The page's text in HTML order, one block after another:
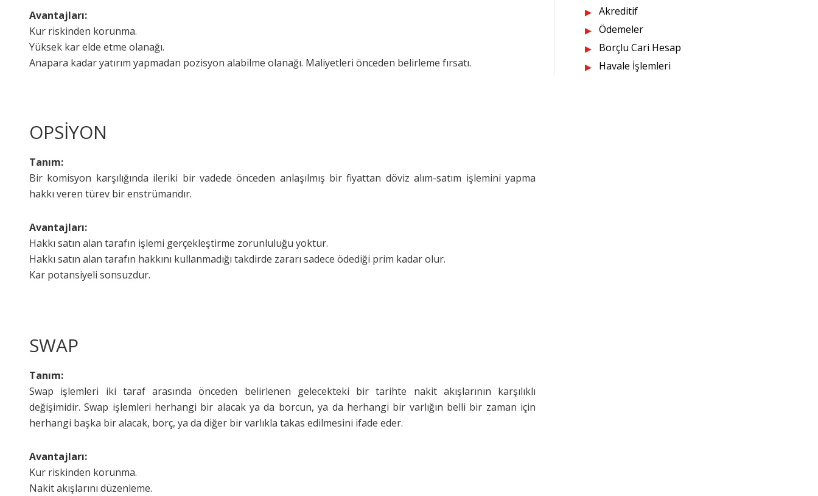
Avantajları:
Kur riskinden korunma.
Yüksek kar elde etme olanağı.
Anapara kadar yatırım yapmadan pozisyon alabilme olanağı. Maliyetleri önceden belirleme fırsatı.
OPSİYON
Tanım:
Bir komisyon karşılığında ileriki bir vadede önceden anlaşılmış bir fiyattan döviz alım-satım işlemini yapma
hakkı veren türev bir enstrümandır.
Avantajları:
Hakkı satın alan tarafın işlemi gerçekleştirme zorunluluğu yoktur.
Hakkı satın alan tarafın hakkını kullanmadığı takdirde zararı sadece ödediği prim kadar olur.
Kar potansiyeli sonsuzdur.
SWAP
Tanım:
Swap işlemleri iki taraf arasında önceden belirlenen gelecekteki bir tarihte nakit akışlarının karşılıklı
değişimidir. Swap işlemleri herhangi bir alacak ya da borcun, ya da herhangi bir varlığın belli bir zaman için
herhangi başka bir alacak, borç, ya da diğer bir varlıkla takas edilmesini ifade eder.
Avantajları:
Kur riskinden korunma.
Nakit akışlarını düzenleme.
Akreditif
Ödemeler
Borçlu Cari Hesap
Havale İşlemleri